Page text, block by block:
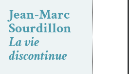
Jean-Marc
Sourdillon
La vie
discontinue